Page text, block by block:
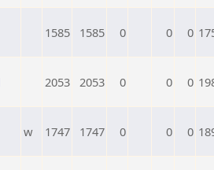
1585 1585 0 0 0
2053 2053 0 0 0
w 1747 1747 0 0 0